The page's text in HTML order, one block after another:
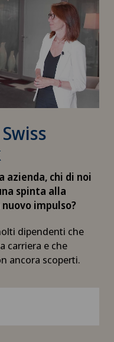
azienda, chi di noi
spinta alla
impulso?
dipendenti che
carriera e che
ancora scoperti.